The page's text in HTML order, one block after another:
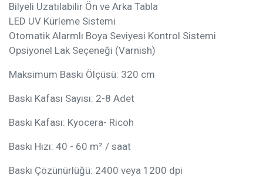
Bilyeli Uzatılabilir Ön ve Arka Tabla
LED UV Kürleme Sistemi
Otomatik Alarmlı Boya Seviyesi Kontrol Sistemi
Opsiyonel Lak Seçeneği (Varnish)
Maksimum Baskı Ölçüsü: 320 cm
Baskı Kafası Sayısı: 2-8 Adet
Baskı Kafası: Kyocera- Ricoh
Baskı Hızı: 40 - 60 m² / saat
Baskı Çözünürlüğü: 2400 veya 1200 dpi